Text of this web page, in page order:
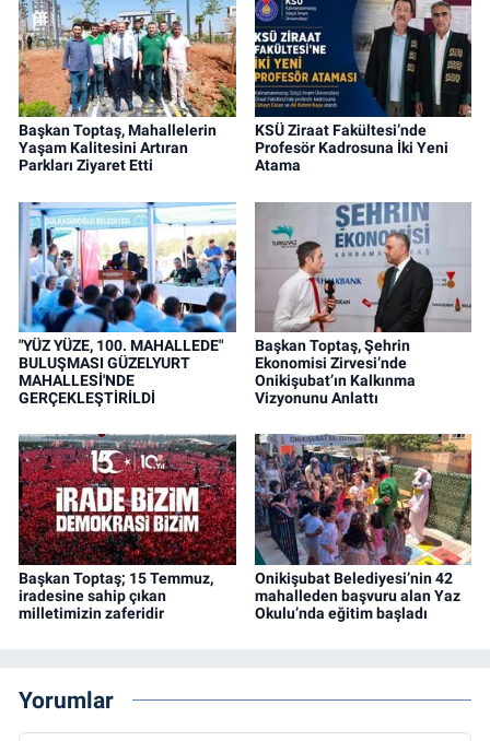
Başkan Toptaş, Mahallelerin
Yaşam Kalitesini Artıran
Parkları Ziyaret Etti
KSÜ Ziraat Fakültesi’nde
Profesör Kadrosuna İki Yeni
Atama
"YÜZ YÜZE, 100. MAHALLEDE"
BULUŞMASI GÜZELYURT
MAHALLESİ'NDE
GERÇEKLEŞTİRİLDİ
Başkan Toptaş, Şehrin
Ekonomisi Zirvesi’nde
Onikişubat’ın Kalkınma
Vizyonunu Anlattı
Başkan Toptaş; 15 Temmuz,
iradesine sahip çıkan
milletimizin zaferidir
Onikişubat Belediyesi’nin 42
mahalleden başvuru alan Yaz
Okulu’nda eğitim başladı
Yorumlar